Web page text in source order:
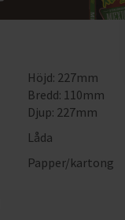
Höjd: 227mm
Bredd: 110mm
Djup: 227mm
Låda
Papper/kartong